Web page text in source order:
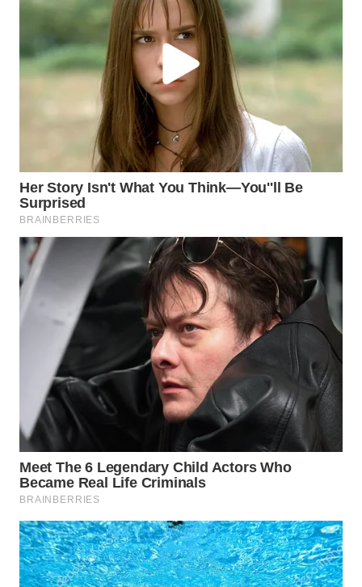
WN
TINGGI
WN
BEKASI
WN
BOGOR
WN
DEPOK
WN
TAPANULI
UTARA
WN
SAMOSIR
WN
PADANG
LAWAS